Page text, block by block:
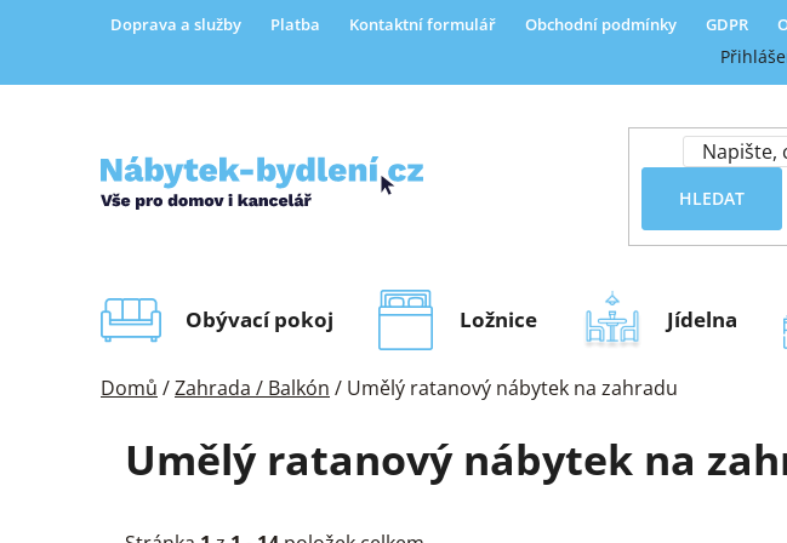
Doprava a služby Platba Kontaktní formulář Obchodní podmínky GDPR
HLEDAT
Obývací pokoj Ložnice Jídelna
Domů /Zahrada / Balkón / Umělý ratanový nábytek na zahradu
Umělý ratanový nábytek na